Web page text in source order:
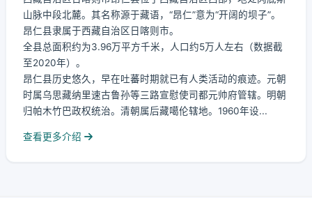
山脉中段北麓。其名称源于藏语，“昂仁”意为“开阔的坝子”。
昂仁县隶属于西藏自治区日喀则市。
全县总面积约为3.96万平方千米，人口约5万人左右（数据截
至2020年）。
昂仁县历史悠久，早在吐蕃时期就已有人类活动的痕迹。元朝
时属乌思藏纳里速古鲁孙等三路宣慰使司都元帅府管辖。明朝
归帕木竹巴政权统治。清朝属后藏噶伦辖地。1960年设...
查看更多介绍